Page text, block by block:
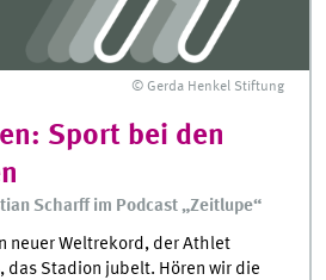
© Gerda Henkel Stiftung
Sport bei den
Scharff im Podcast „Zeitlupe“
neuer Welt­rekord, der Athlet
das Stadion jubelt. Hören wir die